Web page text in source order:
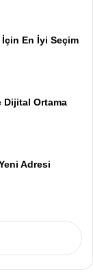
En İyi Seçim
Dijital Ortama
Adresi